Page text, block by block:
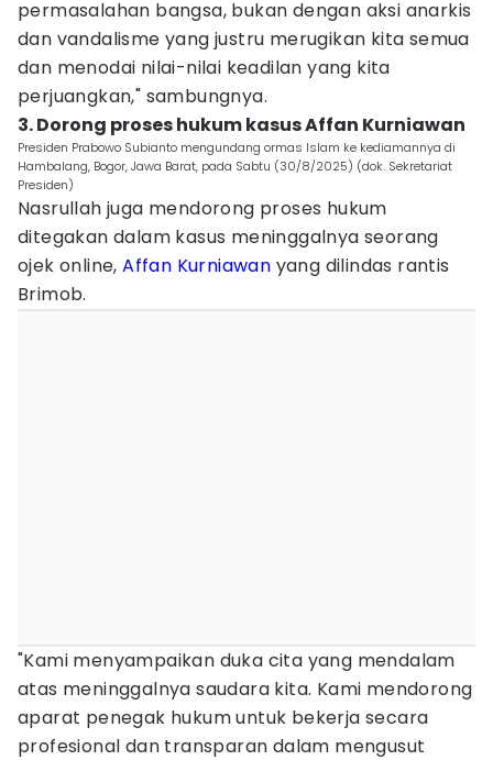
permasalahan bangsa, bukan dengan aksi anarkis
dan vandalisme yang justru merugikan kita semua
dan menodai nilai-nilai keadilan yang kita
perjuangkan," sambungnya.
3. Dorong proses hukum kasus Affan Kurniawan
Presiden Prabowo Subianto mengundang ormas Islam ke kediamannya di
Hambalang, Bogor, Jawa Barat, pada Sabtu (30/8/2025) (dok. Sekretariat
Presiden)
Nasrullah juga mendorong proses hukum
ditegakan dalam kasus meninggalnya seorang
ojek online,Affan Kurniawan yang dilindas rantis
Brimob.
"Kami menyampaikan duka cita yang mendalam
atas meninggalnya saudara kita. Kami mendorong
aparat penegak hukum untuk bekerja secara
profesional dan transparan dalam mengusut